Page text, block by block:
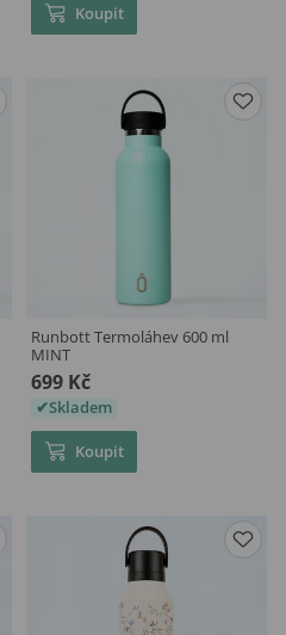
Koupit
Runbott Termoláhev 600 ml
MINT
699 Kč
Skladem
Koupit